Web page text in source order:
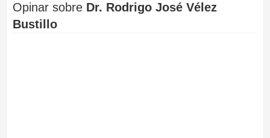
Opinar sobre Dr. Rodrigo José Vélez
Bustillo